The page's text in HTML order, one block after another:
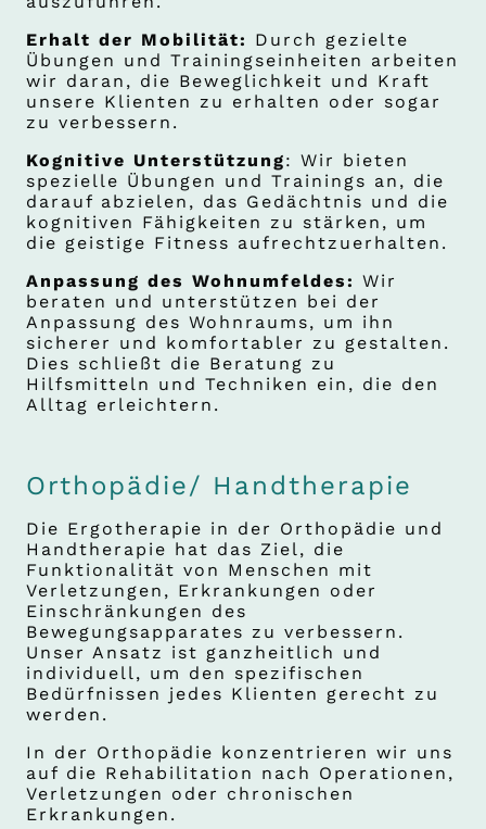
Erhalt der Mobilität: Durch gezielte
Übungen und Trainingseinheiten arbeiten
wir daran, die Beweglichkeit und Kraft
unsere Klienten zu erhalten oder sogar
zu verbessern.
Kognitive Unterstützung: Wir bieten
spezielle Übungen und Trainings an, die
darauf abzielen, das Gedächtnis und die
kognitiven Fähigkeiten zu stärken, um
die geistige Fitness aufrechtzuerhalten.
Anpassung des Wohnumfeldes: Wir
beraten und unterstützen bei der
Anpassung des Wohnraums, um ihn
sicherer und komfortabler zu gestalten.
Dies schließt die Beratung zu
Hilfsmitteln und Techniken ein, die den
Alltag erleichtern.
Orthopädie/ Handtherapie
Die Ergotherapie in der Orthopädie und
Handtherapie hat das Ziel, die
Funktionalität von Menschen mit
Verletzungen, Erkrankungen oder
Einschränkungen des
Bewegungsapparates zu verbessern.
Unser Ansatz ist ganzheitlich und
individuell, um den spezifischen
Bedürfnissen jedes Klienten gerecht zu
werden.
In der Orthopädie konzentrieren wir uns
auf die Rehabilitation nach Operationen,
Verletzungen oder chronischen
Erkrankungen.